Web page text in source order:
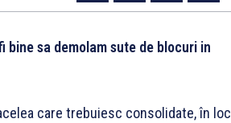
sa demolam sute de blocuri in
care trebuiesc consolidate, în loc